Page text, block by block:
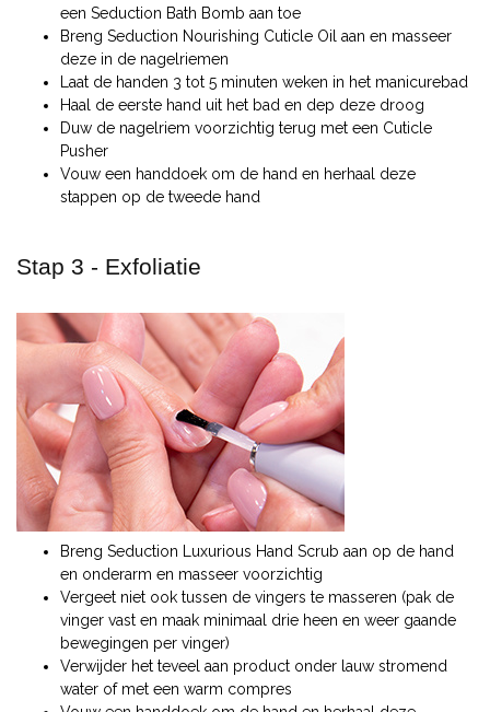
een Seduction Bath Bomb aan toe
Breng Seduction Nourishing Cuticle Oil aan en masseer
deze in de nagelriemen
Laat de handen 3 tot 5 minuten weken in het manicurebad
Haal de eerste hand uit het bad en dep deze droog
Duw de nagelriem voorzichtig terug met een Cuticle
Pusher
Vouw een handdoek om de hand en herhaal deze
stappen op de tweede hand
Stap 3 - Exfoliatie
Breng Seduction Luxurious Hand Scrub aan op de hand
en onderarm en masseer voorzichtig
Vergeet niet ook tussen de vingers te masseren (pak de
vinger vast en maak minimaal drie heen en weer gaande
bewegingen per vinger)
Verwijder het teveel aan product onder lauw stromend
water of met een warm compres